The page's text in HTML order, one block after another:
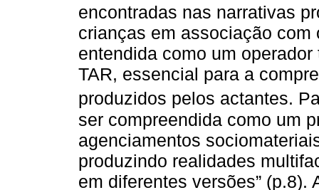
encontradas nas narrativas
crianças em associação com
entendida como um
TAR, essencial para a
produzidos pelos actantes.
ser compreendida como um
agenciamentos
produzindo realidades
em diferentes versões” (p.8).